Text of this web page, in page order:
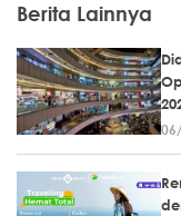
Berita Lainnya